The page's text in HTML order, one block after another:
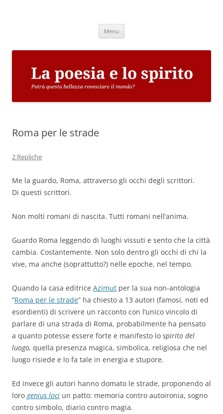
Menu
Roma per le strade
2 Repliche
Me la guardo, Roma, attraverso gli occhi degli scrittori.
Di questi scrittori.
Non molti romani di nascita. Tutti romani nell’anima.
Guardo Roma leggendo di luoghi vissuti e sento che la città
cambia. Costantemente. Non solo dentro gli occhi di chi la
vive, ma anche (soprattutto?) nelle epoche, nel tempo.
Quando la casa editrice Azimut per la sua non-antologia
“Roma per le strade” ha chiesto a 13 autori (famosi, noti ed
esordienti) di scrivere un racconto con l’unico vincolo di
parlare di una strada di Roma, probabilmente ha pensato
a quanto potesse essere forte e manifesto lo spirito del
luogo, quella presenza magica, simbolica, religiosa che nel
luogo risiede e lo fa tale in energia e stupore.
Ed invece gli autori hanno domato le strade, proponendo al
loro genius loci un patto: memoria contro autoironia, sogno
contro simbolo, diario contro magia.